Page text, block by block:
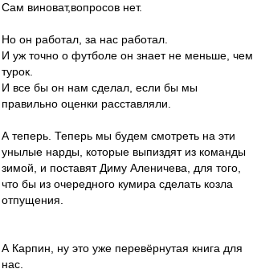
Сам виноват,вопросов нет.
Но он работал, за нас работал.
И уж точно о футболе он знает не меньше, чем
турок.
И все бы он нам сделал, если бы мы
правильно оценки расставляли.
А теперь. Теперь мы будем смотреть на эти
унылые нарды, которые выпиздят из команды
зимой, и поставят Диму Аленичева, для того,
что бы из очередного кумира сделать козла
отпущения.
А Карпин, ну это уже перевёрнутая книга для
нас.